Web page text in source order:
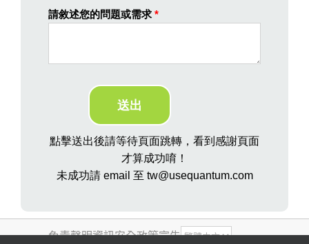
請敘述您的問題或需求 *
點擊送出後請等待頁面跳轉，看到感謝頁面
才算成功唷！
未成功請 email 至 tw@usequantum.com
免責聲明資訊安全政策宣告